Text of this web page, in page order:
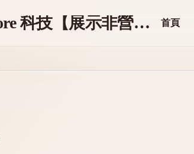
ModuleCore 科技【展示非營業】 首頁